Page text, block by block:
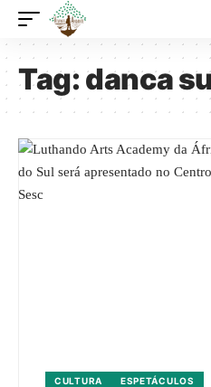
Tag:danca
CULTURA ESPETÁCULOS